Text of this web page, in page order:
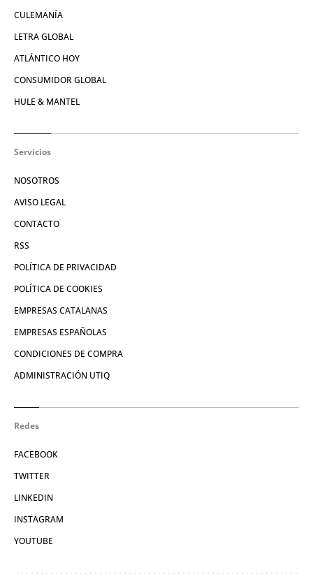
CULEMANÍA
LETRA GLOBAL
ATLÁNTICO HOY
CONSUMIDOR GLOBAL
HULE & MANTEL
Servicios
NOSOTROS
AVISO LEGAL
CONTACTO
RSS
POLÍTICA DE PRIVACIDAD
POLÍTICA DE COOKIES
EMPRESAS CATALANAS
EMPRESAS ESPAÑOLAS
CONDICIONES DE COMPRA
ADMINISTRACIÓN UTIQ
Redes
FACEBOOK
TWITTER
LINKEDIN
INSTAGRAM
YOUTUBE